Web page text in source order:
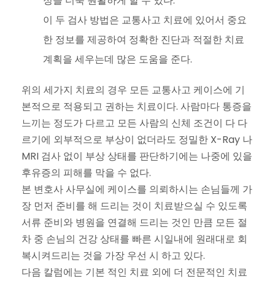
이 두 검사 방법은 교통사고 치료에 있어서 중요
한 정보를 제공하여 정확한 진단과 적절한 치료
계획을 세우는데 많은 도움을 준다.
위의 세가지 치료의 경우 모든 교통사고 케이스에 기
본적으로 적용되고 권하는 치료이다. 사람마다 통증을
느끼는 정도가 다르고 모든 사람의 신체 조건이 다 다
르기에 외부적으로 부상이 없더라도 정밀한 X-Ray 나
MRI 검사 없이 부상 상태를 판단하기에는 나중에 있을
후유증의 피해를 막을 수 없다.
본 변호사 사무실에 케이스를 의뢰하시는 손님들께 가
장 먼저 준비를 해 드리는 것이 치료받으실 수 있도록
서류 준비와 병원을 연결해 드리는 것인 만큼 모든 절
차 중 손님의 건강 상태를 빠른 시일내에 원래대로 회
복시켜드리는 것을 가장 우선 시 하고 있다.
다음 칼럼에는 기본 적인 치료 외에 더 전문적인 치료